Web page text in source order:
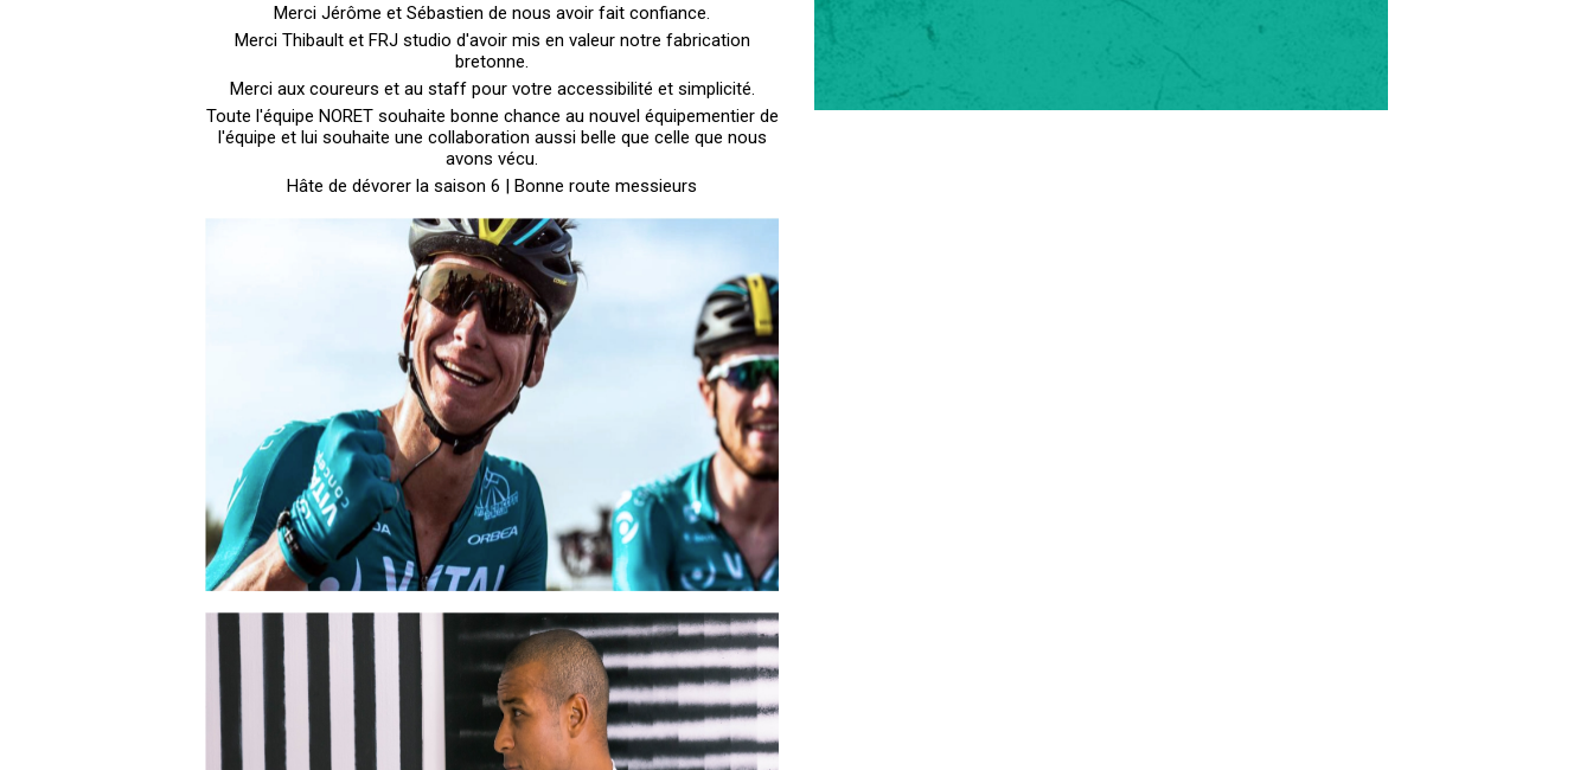
Merci Jérôme et Sébastien de nous avoir fait confiance.
Merci Thibault et FRJ studio d'avoir mis en valeur notre fabrication
bretonne.
Merci aux coureurs et au staff pour votre accessibilité et simplicité.
Toute l'équipe NORET souhaite bonne chance au nouvel équipementier de
l'équipe et lui souhaite une collaboration aussi belle que celle que nous
avons vécu.
Hâte de dévorer la saison 6 | Bonne route messieurs